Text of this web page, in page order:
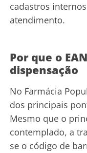
cadastros
atendimento.
Por que o
dispensação
No Farmácia
dos principais
Mesmo que o
contemplado, a
se o código de